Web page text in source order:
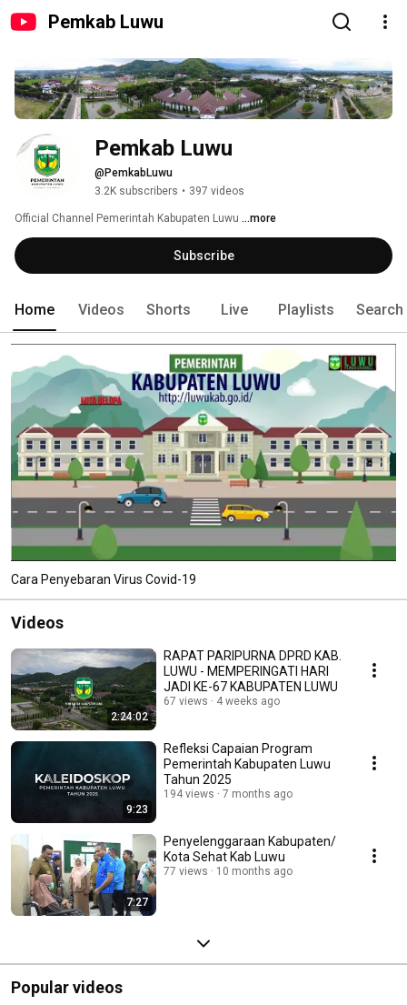
Pemkab Luwu
Pemkab Luwu
@PemkabLuwu
3.2K subscribers • 397 videos
Official Channel Pemerintah Kabupaten Luwu ...more
Subscribe
Home Videos Shorts Live Playlists Search
Cara Penyebaran Virus Covid-19
Videos
2:24:02
RAPAT PARIPURNA DPRD KAB.
LUWU - MEMPERINGATI HARI
JADI KE-67 KABUPATEN LUWU
67 views 4 weeks ago
9:23
Refleksi Capaian Program
Pemerintah Kabupaten Luwu
Tahun 2025
194 views 7 months ago
7:27
Penyelenggaraan Kabupaten/
Kota Sehat Kab Luwu
77 views 10 months ago
Popular videos